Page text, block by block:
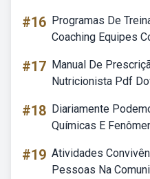
#16 Programas De
Coaching Equipes
#17 Manual De
Nutricionista Pdf
#18 Diariamente
Químicas E
#19 Atividades
Pessoas Na